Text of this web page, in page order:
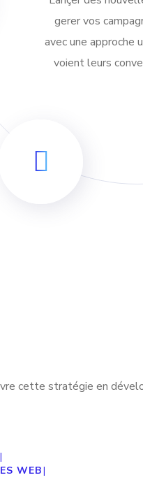
gerer vos
avec une approche
voient leurs
cette stratégie en
|
WEB|